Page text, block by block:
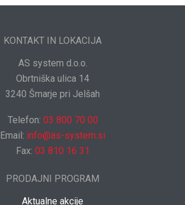
KONTAKT IN LOKACIJA
AS system d.o.o.
Obrtniška ulica 14
3240 Šmarje pri Jelšah
Telefon: 03 800 70 00
Email: info@as-system.si
Fax: 03 810 16 31
PRODAJNI PROGRAM
Aktualne akcije